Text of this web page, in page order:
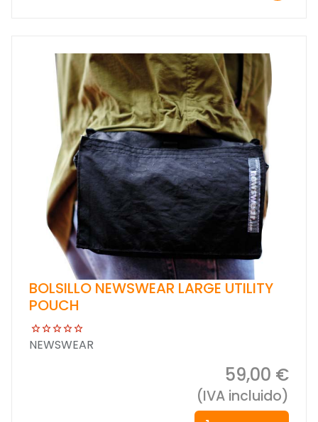
BOLSILLO NEWSWEAR LARGE UTILITY
POUCH
NEWSWEAR
59,00 €
(IVA incluido)